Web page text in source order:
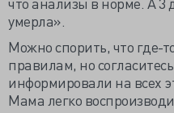
умерла».
Можно спорить, что где-
правилам, но
информировали на всех
Мама легко